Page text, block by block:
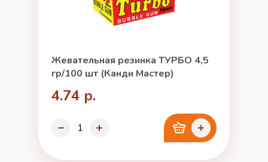
Жевательная резинка ТУРБО 4,5
гр/100 шт (Канди Мастер)
4.74 р.